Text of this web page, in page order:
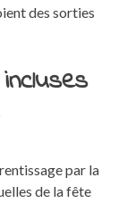
des sorties
par la
de la fête